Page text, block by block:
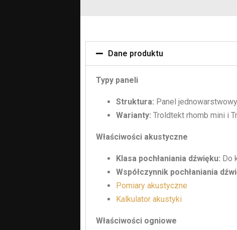
Dane produktu
Typy paneli
Struktura: Panel jednowarstwowy
Warianty: Troldtekt rhomb mini i
Właściwości akustyczne
Klasa pochłaniania dźwięku: Do
Współczynnik pochłaniania
Pomiary akustyczne
Kalkulator akustyki
Właściwości ogniowe